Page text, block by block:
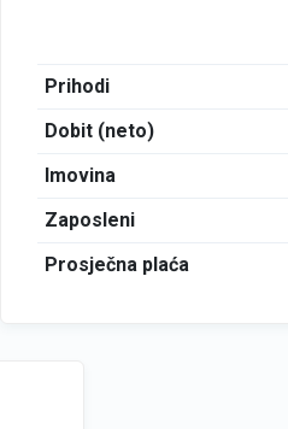
Prihodi
Dobit (neto)
Imovina
Zaposleni
Prosječna plaća